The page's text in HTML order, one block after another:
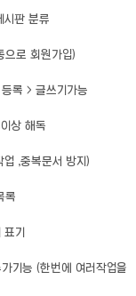
시판 분류
으로 회원가입)
록 > 글쓰기가능
상 해독
,중복문서 방지)
록
기
기능 (한번에 여러작업을